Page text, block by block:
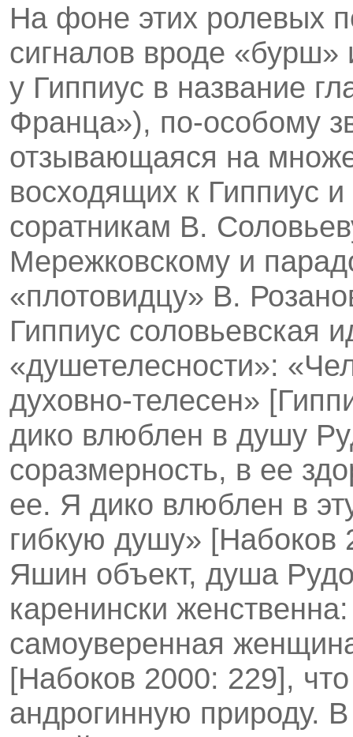
На фоне этих ролевых
сигналов вроде «бурш»
у Гиппиус в название
Франца»), по-особому
отзывающаяся на
восходящих к Гиппиус
соратникам В.
Мережковскому и
«плотовидцу» В.
Гиппиус соловьевская
«душетелесности»:
духовно-телесен»
дико влюблен в душу
соразмерность, в ее
ее. Я дико влюблен в
гибкую душу» [Набоков
Яшин объект, душа
каренински
самоуверенная
[Набоков 2000: 229],
андрогинную природу.